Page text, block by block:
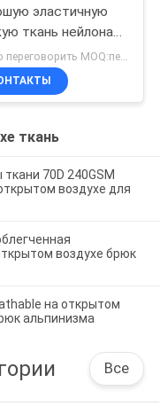
эластичную
ткань нейлона
40d
ткань
70D 240GSM
воздухе для
воздухе брюк
на открытом
альпинизма
Все